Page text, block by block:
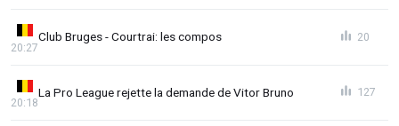
Club Bruges - Courtrai: les compos
20:27
20
La Pro League rejette la demande de Vitor Bruno
20:18
127